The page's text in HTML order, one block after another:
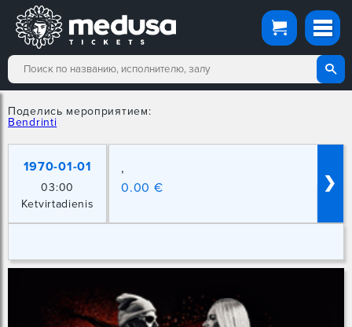
Поделись мероприятием:
Bendrinti
1970-01-01
03:00
Ketvirtadienis
,
0.00 €
❯